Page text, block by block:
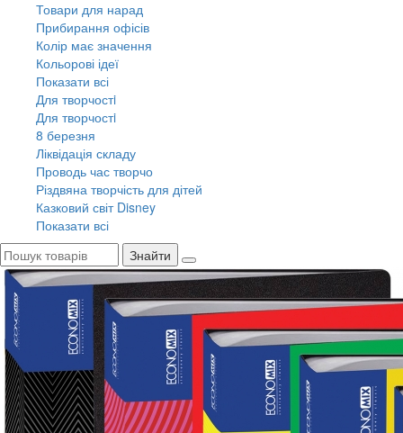
Товари для нарад
Прибирання офісів
Колір має значення
Кольорові ідеї
Показати всі
Для творчостi
Для творчостi
8 березня
Ліквідація складу
Проводь час творчо
Різдвяна творчість для дітей
Казковий світ Disney
Показати всі
Знайти